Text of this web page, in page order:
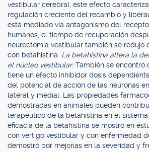
vestibular cerebral; este efecto
regulación creciente del recambio y
está mediado vía antagonismo del
humanos, el tiempo de recuperación
neurectomía vestibular también se redujo
con betahistina. La betahistina altera la
el núcleo vestibular:También se encontró
tiene un efecto inhibidor dosis
del potencial de acción de las neuronas
lateral y medial. Las propiedades
demostradas en animales pueden
terapéutico de la betahistina en el sistema
eficacia de la betahistina se mostró en
con vértigo vestibular y con enfermedad
demostró por mejorías en la severidad y